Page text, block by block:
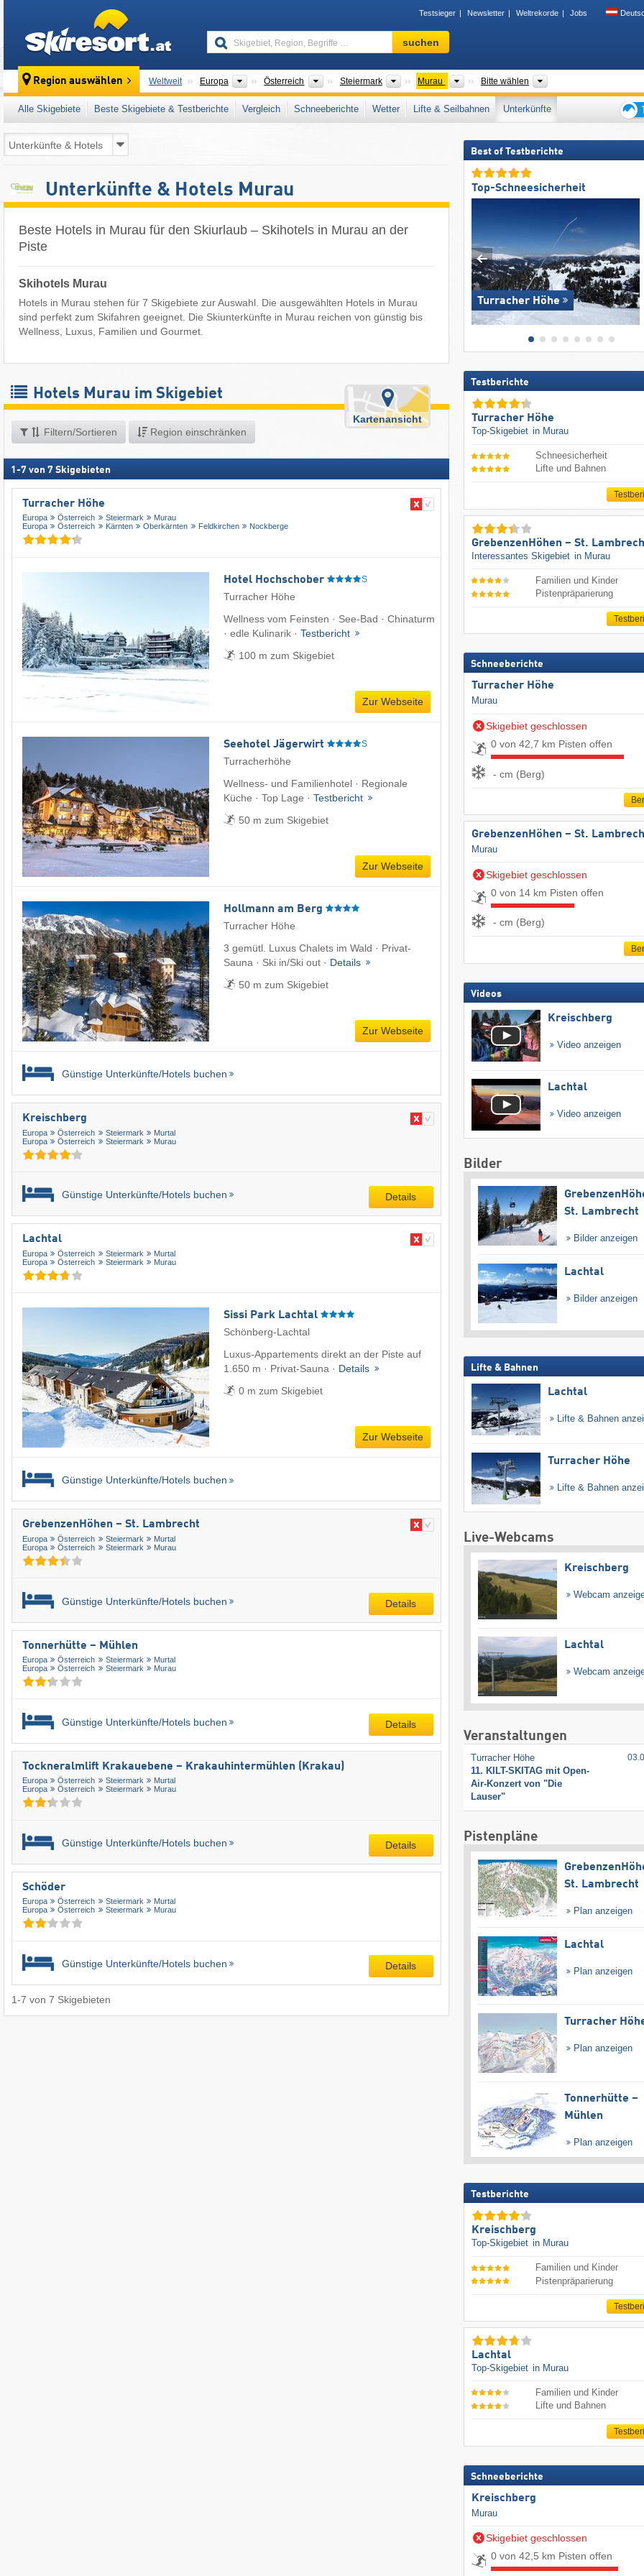
Testsieger Newsletter Weltrekorde Jobs
Skigebiet,
Region,
…
suchen
Region auswählen Weltweit Europa Kontinente
Österreich LänderSteiermark Bundesländer
Murau BezirkeBitte wählen
Alle Skigebiete Beste Skigebiete & Testberichte Vergleich Schneeberichte Wetter Lifte & Seilbahnen
Unterkünfte
für
Unterkünfte & Hotels Murau
Beste Hotels in Murau für den Skiurlaub – Skihotels in Murau an der
Piste
Skihotels Murau
Hotels in Murau stehen für 7 Skigebiete zur Auswahl. Die ausgewählten Hotels in Murau
sind perfekt zum Skifahren geeignet. Die Skiunterkünfte in Murau reichen von günstig bis
Wellness, Luxus, Familien und Gourmet.
Hotels Murau im Skigebiet
Filtern/Sortieren Region einschränken
Kartenansicht
1 -7 von 7 Skigebieten
Turracher Höhe
Europa Österreich Steiermark
Murau
Europa
Österreich Kärnten Oberkärnten Feldkirchen Nockberge
Hotel Hochschober S
Turracher Höhe
Wellness vom Feinsten · See-Bad · Chinaturm
· edle Kulinarik · Testbericht
100 m zum Skigebiet
Zur Webseite
Seehotel Jägerwirt S
Turracherhöhe
Wellness- und Familienhotel · Regionale
Küche · Top Lage · Testbericht
50 m zum Skigebiet
Zur Webseite
Hollmann am Berg
Turracher Höhe
3 gemütl. Luxus Chalets im Wald · Privat-
Sauna · Ski in/Ski out · Details
50 m zum Skigebiet
Zur Webseite
Günstige Unterkünfte/Hotels buchen
Kreischberg
Europa Österreich Steiermark
Murtal
Europa
Österreich Steiermark Murau
Günstige Unterkünfte/Hotels buchen Details
Lachtal
Europa Österreich Steiermark
Murtal
Europa
Österreich Steiermark Murau
Sissi Park Lachtal
Schönberg-Lachtal
Luxus-Appartements direkt an der Piste auf
1.650 m · Privat-Sauna · Details
0 m zum Skigebiet
Zur Webseite
Günstige Unterkünfte/Hotels buchen
GrebenzenHöhen – St. Lambrecht
Europa Österreich Steiermark
Murtal
Europa
Österreich Steiermark Murau
Günstige Unterkünfte/Hotels buchen Details
Tonnerhütte – Mühlen
Europa Österreich Steiermark
Murtal
Europa
Österreich Steiermark Murau
Günstige Unterkünfte/Hotels buchen Details
Tockneralmlift Krakauebene – Krakauhintermühlen (Krakau)
Europa Österreich Steiermark
Murtal
Europa
Österreich Steiermark Murau
Günstige Unterkünfte/Hotels buchen Details
Schöder
Europa Österreich Steiermark
Murtal
Europa
Österreich Steiermark Murau
Günstige Unterkünfte/Hotels buchen Details
1-7 von 7 Skigebieten
Best of Testberichte
Top-Schneesicherheit
Turracher Höhe
Testberichte
Turracher Höhe
Top-Skigebiet in Murau
Schneesicherheit
Lifte und Bahnen
GrebenzenHöhen – St.
Interessantes Skigebiet in Murau
Familien und Kinder
Pistenpräparierung
Schneeberichte
Turracher Höhe
Murau
Skigebiet geschlossen
0 von 42,7 km Pisten offen
- cm (Berg)
GrebenzenHöhen – St.
Murau
Skigebiet geschlossen
0 von 14 km Pisten offen
- cm (Berg)
Videos
Kreischberg
Video anzeigen
Lachtal
Video anzeigen
Bilder
St. Lambrecht
Bilder anzeigen
Lachtal
Bilder anzeigen
Lifte & Bahnen
Lachtal
Lifte & Bahnen
Turracher Höhe
Lifte & Bahnen
Live-Webcams
Kreischberg
Webcam
Lachtal
Webcam
Veranstaltungen
Turracher Höhe
11. KILT-SKITAG mit Open-
Air-Konzert von "Die
Lauser"
Pistenpläne
St. Lambrecht
Plan anzeigen
Lachtal
Plan anzeigen
Turracher
Plan anzeigen
Tonnerhütte –
Mühlen
Plan anzeigen
Testberichte
Kreischberg
Top-Skigebiet in Murau
Familien und Kinder
Pistenpräparierung
Lachtal
Top-Skigebiet in Murau
Familien und Kinder
Lifte und Bahnen
Schneeberichte
Kreischberg
Murau
Skigebiet geschlossen
0 von 42,5 km Pisten offen